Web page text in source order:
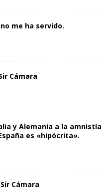
me ha servido.
Cámara
y Alemania a la amnistía
es «hipócrita».
Cámara